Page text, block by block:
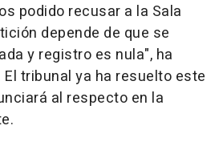
podido recusar a la Sala
depende de que se
y registro es nula", ha
tribunal ya ha resuelto este
al respecto en la